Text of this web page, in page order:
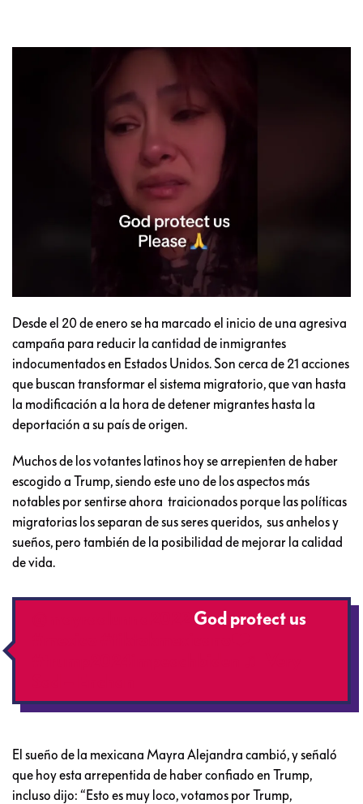
Desde el 20 de enero se ha marcado el inicio de una agresiva
campaña para reducir la cantidad de inmigrantes
indocumentados en Estados Unidos. Son cerca de 21 acciones
que buscan transformar el sistema migratorio, que van hasta
la modificación a la hora de detener migrantes hasta la
deportación a su país de origen.
Muchos de los votantes latinos hoy se arrepienten de haber
escogido a Trump, siendo este uno de los aspectos más
notables por sentirse ahora traicionados porque las políticas
migratorias los separan de sus seres queridos, sus anhelos y
sueños, pero también de la posibilidad de mejorar la calidad
de vida.
God protect us
El sueño de la mexicana Mayra Alejandra cambió, y señaló
que hoy esta arrepentida de haber confiado en Trump,
incluso dijo: “Esto es muy loco, votamos por Trump,